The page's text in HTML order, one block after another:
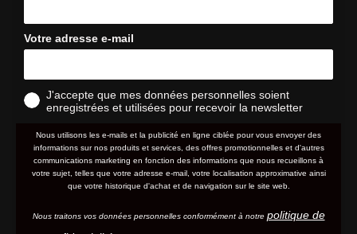
Votre adresse e-mail
J'accepte que mes données personnelles soient
enregistrées et utilisées pour recevoir la newsletter
Nous utilisons les e-mails et la publicité en ligne ciblée pour vous envoyer des
informations sur nos produits et services, des offres promotionnelles et d'autres
communications marketing en fonction des informations que nous recueillons à
votre sujet, telles que votre adresse e-mail, votre localisation approximative ainsi
que votre historique d'achat et de navigation sur le site web.
Nous traitons vos données personnelles conformément à notre politique de